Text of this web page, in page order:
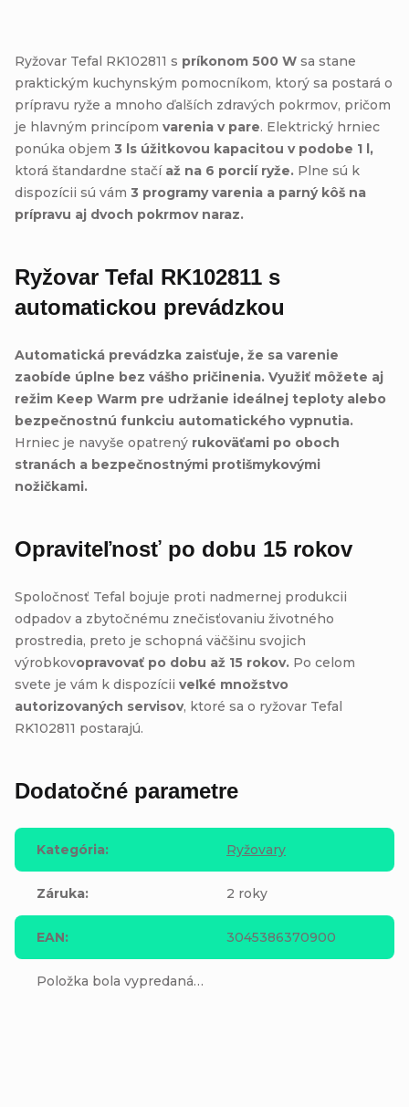
Ryžovar Tefal RK102811 s príkonom 500 W sa stane
praktickým kuchynským pomocníkom, ktorý sa postará o
prípravu ryže a mnoho ďalších zdravých pokrmov, pričom
je hlavným princípom varenia v pare. Elektrický hrniec
ponúka objem 3 ls úžitkovou kapacitou v podobe 1 l,
ktorá štandardne stačí až na 6 porcií ryže. Plne sú k
dispozícii sú vám 3 programy varenia a parný kôš na
prípravu aj dvoch pokrmov naraz.
Ryžovar Tefal RK102811 s
automatickou prevádzkou
Automatická prevádzka zaisťuje, že sa varenie
zaobíde úplne bez vášho pričinenia. Využiť môžete aj
režim Keep Warm pre udržanie ideálnej teploty alebo
bezpečnostnú funkciu automatického vypnutia.
Hrniec je navyše opatrený rukoväťami po oboch
stranách a bezpečnostnými protišmykovými
nožičkami.
Opraviteľnosť po dobu 15 rokov
Spoločnosť Tefal bojuje proti nadmernej produkcii
odpadov a zbytočnému znečisťovaniu životného
prostredia, preto je schopná väčšinu svojich
výrobkovopravovať po dobu až 15 rokov. Po celom
svete je vám k dispozícii veľké množstvo
autorizovaných servisov, ktoré sa o ryžovar Tefal
RK102811 postarajú.
Dodatočné parametre
Kategória: Ryžovary
Záruka: 2 roky
EAN: 3045386370900
Položka bola vypredaná…